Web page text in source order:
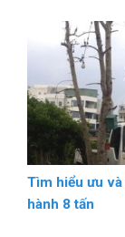
Tìm hiểu ưu
hành 8 tấn